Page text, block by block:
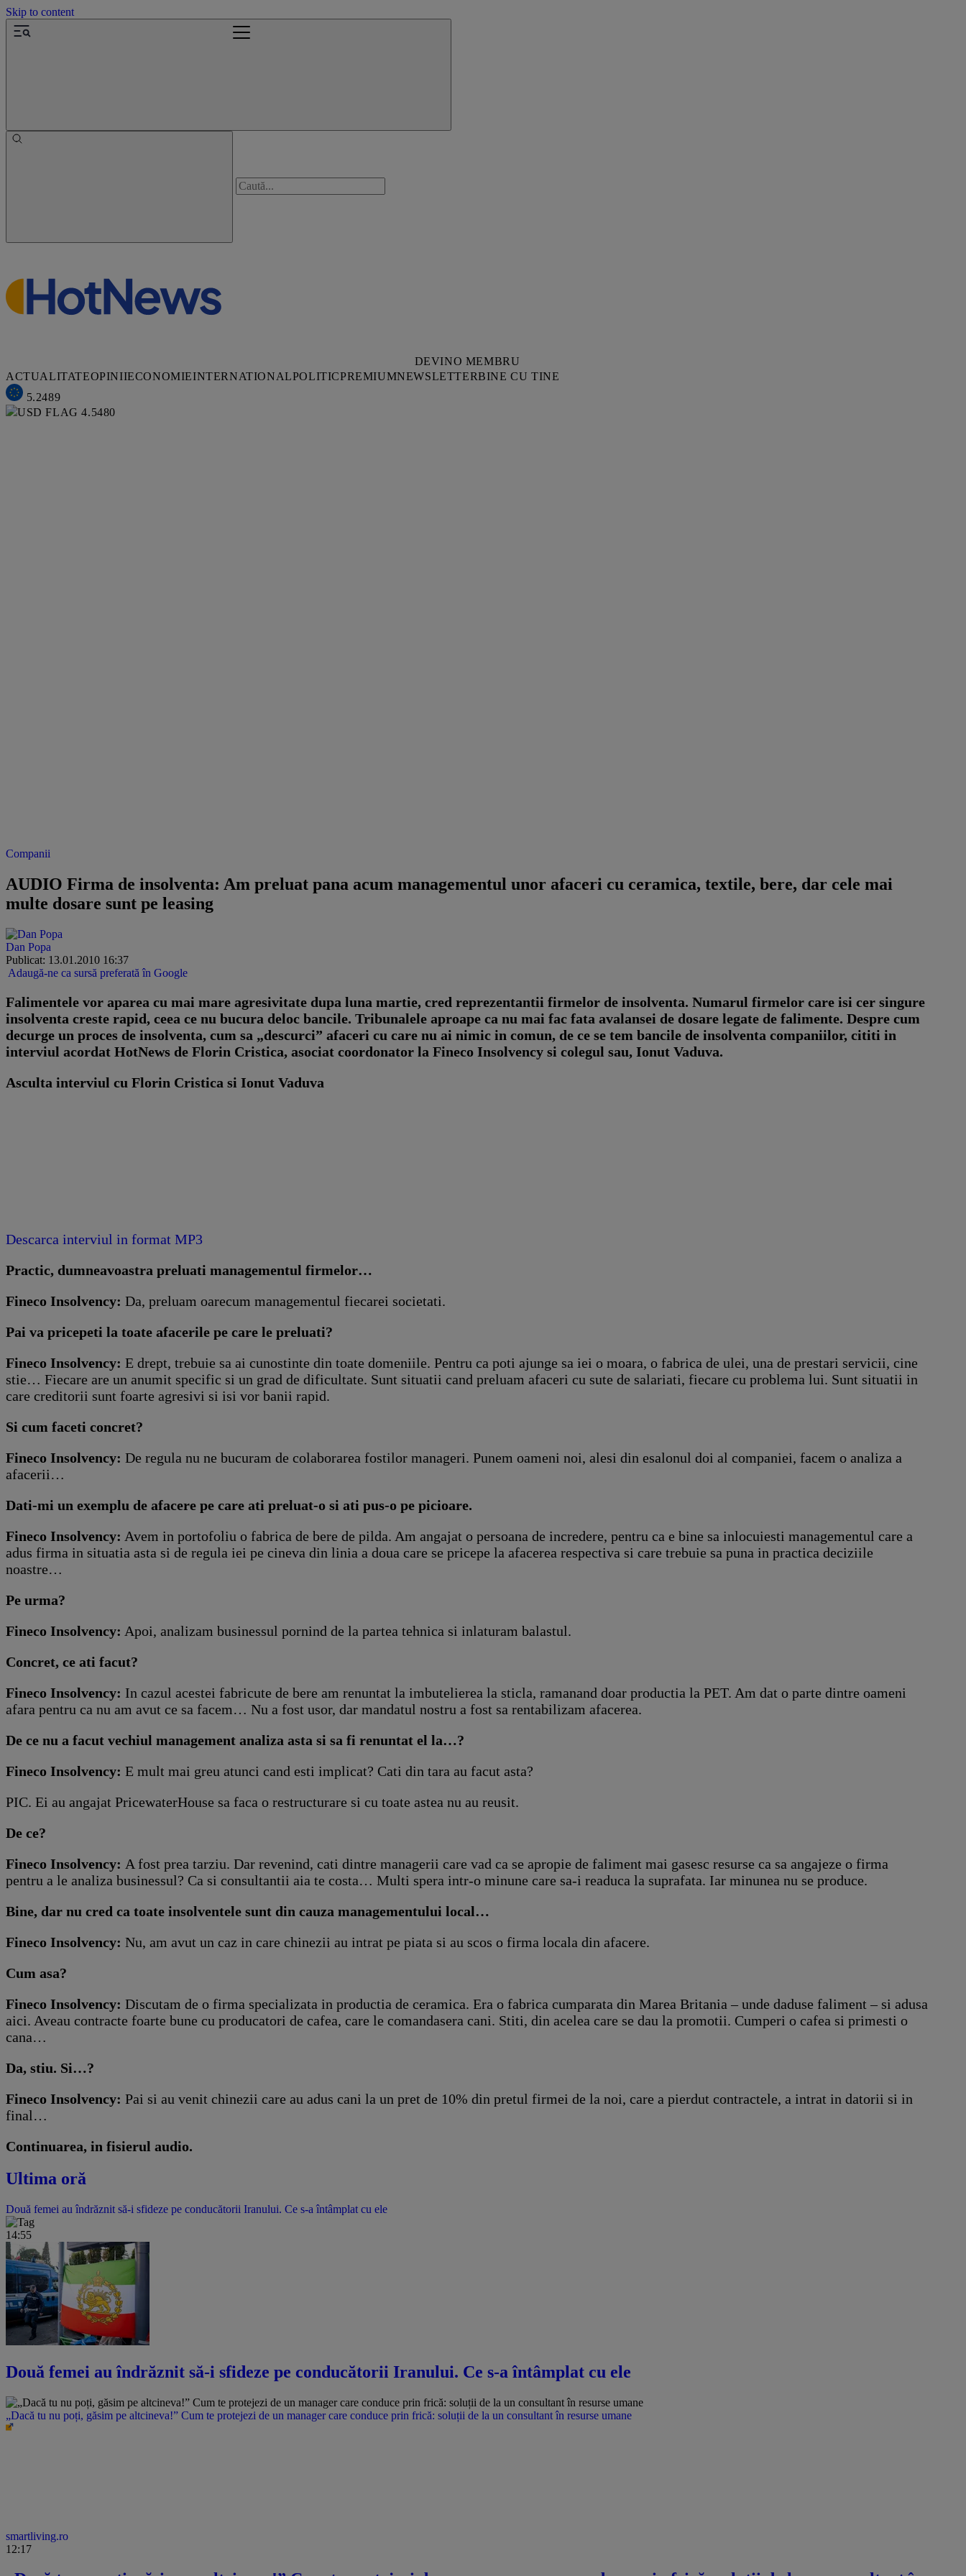
Skip to content
DEVINO MEMBRU
ACTUALITATEOPINIIECONOMIEINTERNATIONALPOLITICPREMIUMNEWSLETTERBINE CU TINE
5.2489
4.5480
Companii
AUDIO Firma de insolventa: Am preluat pana acum managementul unor afaceri cu ceramica, textile, bere, dar cele mai
multe dosare sunt pe leasing
Dan Popa
Publicat: 13.01.2010 16:37
Adaugă-ne ca sursă preferată în Google
Falimentele vor aparea cu mai mare agresivitate dupa luna martie, cred reprezentantii firmelor de insolventa. Numarul firmelor care isi cer singure
insolventa creste rapid, ceea ce nu bucura deloc bancile. Tribunalele aproape ca nu mai fac fata avalansei de dosare legate de falimente. Despre cum
decurge un proces de insolventa, cum sa „descurci” afaceri cu care nu ai nimic in comun, de ce se tem bancile de insolventa companiilor, cititi in
interviul acordat HotNews de Florin Cristica, asociat coordonator la Fineco Insolvency si colegul sau, Ionut Vaduva.
Asculta interviul cu Florin Cristica si Ionut Vaduva
Descarca interviul in format MP3
Practic, dumneavoastra preluati managementul firmelor…
Fineco Insolvency: Da, preluam oarecum managementul fiecarei societati.
Pai va pricepeti la toate afacerile pe care le preluati?
Fineco Insolvency: E drept, trebuie sa ai cunostinte din toate domeniile. Pentru ca poti ajunge sa iei o moara, o fabrica de ulei, una de prestari servicii, cine
stie… Fiecare are un anumit specific si un grad de dificultate. Sunt situatii cand preluam afaceri cu sute de salariati, fiecare cu problema lui. Sunt situatii in
care creditorii sunt foarte agresivi si isi vor banii rapid.
Si cum faceti concret?
Fineco Insolvency: De regula nu ne bucuram de colaborarea fostilor manageri. Punem oameni noi, alesi din esalonul doi al companiei, facem o analiza a
afacerii…
Dati-mi un exemplu de afacere pe care ati preluat-o si ati pus-o pe picioare.
Fineco Insolvency: Avem in portofoliu o fabrica de bere de pilda. Am angajat o persoana de incredere, pentru ca e bine sa inlocuiesti managementul care a
adus firma in situatia asta si de regula iei pe cineva din linia a doua care se pricepe la afacerea respectiva si care trebuie sa puna in practica deciziile
noastre…
Pe urma?
Fineco Insolvency: Apoi, analizam businessul pornind de la partea tehnica si inlaturam balastul.
Concret, ce ati facut?
Fineco Insolvency: In cazul acestei fabricute de bere am renuntat la imbutelierea la sticla, ramanand doar productia la PET. Am dat o parte dintre oameni
afara pentru ca nu am avut ce sa facem… Nu a fost usor, dar mandatul nostru a fost sa rentabilizam afacerea.
De ce nu a facut vechiul management analiza asta si sa fi renuntat el la…?
Fineco Insolvency: E mult mai greu atunci cand esti implicat? Cati din tara au facut asta?
PIC. Ei au angajat PricewaterHouse sa faca o restructurare si cu toate astea nu au reusit.
De ce?
Fineco Insolvency: A fost prea tarziu. Dar revenind, cati dintre managerii care vad ca se apropie de faliment mai gasesc resurse ca sa angajeze o firma
pentru a le analiza businessul? Ca si consultantii aia te costa… Multi spera intr-o minune care sa-i readuca la suprafata. Iar minunea nu se produce.
Bine, dar nu cred ca toate insolventele sunt din cauza managementului local…
Fineco Insolvency: Nu, am avut un caz in care chinezii au intrat pe piata si au scos o firma locala din afacere.
Cum asa?
Fineco Insolvency: Discutam de o firma specializata in productia de ceramica. Era o fabrica cumparata din Marea Britania – unde daduse faliment – si adusa
aici. Aveau contracte foarte bune cu producatori de cafea, care le comandasera cani. Stiti, din acelea care se dau la promotii. Cumperi o cafea si primesti o
cana…
Da, stiu. Si…?
Fineco Insolvency: Pai si au venit chinezii care au adus cani la un pret de 10% din pretul firmei de la noi, care a pierdut contractele, a intrat in datorii si in
final…
Continuarea, in fisierul audio.
Ultima oră
Două femei au îndrăznit să-i sfideze pe conducătorii Iranului. Ce s-a întâmplat cu ele
14:55
Două femei au îndrăznit să-i sfideze pe conducătorii Iranului. Ce s-a întâmplat cu ele
„Dacă tu nu poți, găsim pe altcineva!” Cum te protejezi de un manager care conduce prin frică: soluții de la un consultant în resurse umane
smartliving.ro
12:17